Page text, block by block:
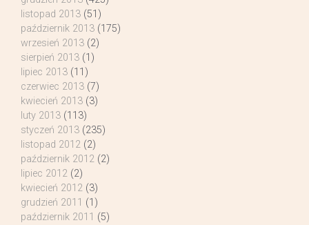
listopad 2013 (51)
październik 2013 (175)
wrzesień 2013 (2)
sierpień 2013 (1)
lipiec 2013 (11)
czerwiec 2013 (7)
kwiecień 2013 (3)
luty 2013 (113)
styczeń 2013 (235)
listopad 2012 (2)
październik 2012 (2)
lipiec 2012 (2)
kwiecień 2012 (3)
grudzień 2011 (1)
październik 2011 (5)